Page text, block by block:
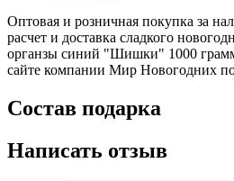
Оптовая и розничная покупка за
расчет и доставка сладкого
органзы синий "Шишки" 1000
сайте компании Мир Новогодних
Состав подарка
Написать отзыв